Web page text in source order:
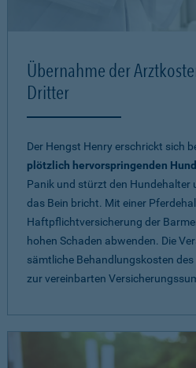
Übernahme der
Dritter
Der Hengst Henry erschrickt sich
plötzlich hervorspringenden Hund
Panik und stürzt den Hundehalter
das Bein bricht. Mit einer
Haftpflichtversicherung der
hohen Schaden abwenden. Die
sämtliche Behandlungskosten
zur vereinbarten